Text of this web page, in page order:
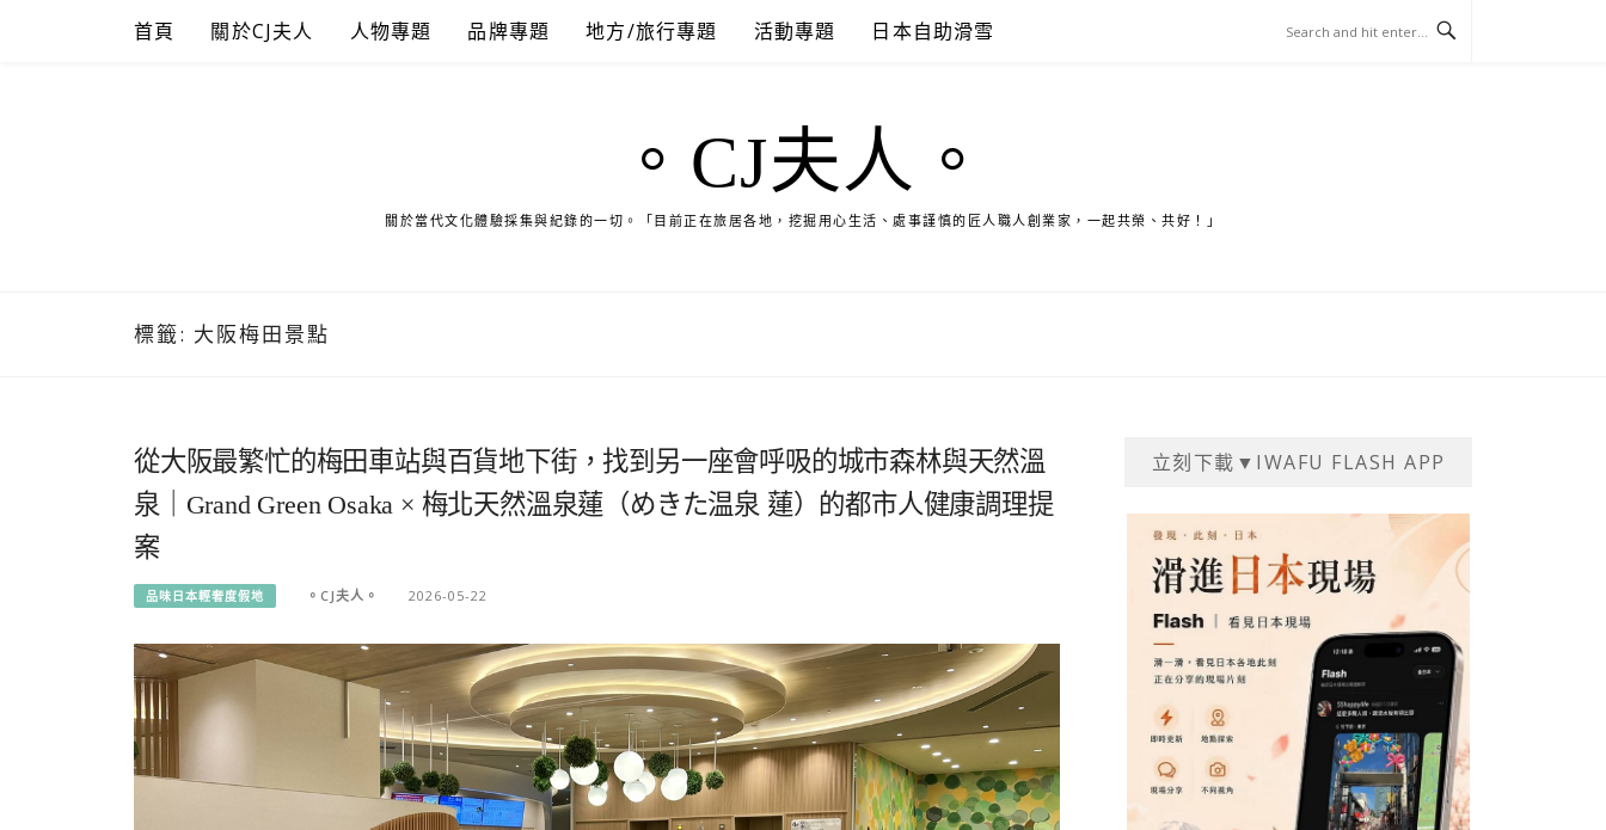
首頁 關於CJ夫人 人物專題 品牌專題 地方/旅行專題 活動專題 日本自助滑雪
。CJ夫人。
關於當代文化體驗採集與紀錄的一切。「目前正在旅居各地，挖掘用心生活、處事謹慎的匠人職人創業家，一起共榮、共好！」
標籤: 大阪梅田景點
從大阪最繁忙的梅田車站與百貨地下街，找到另一座會呼吸的城市森林與天然溫
泉｜Grand Green Osaka × 梅北天然溫泉蓮（めきた温泉 蓮）的都市人健康調理提
案
品味日本輕奢度假地 。CJ夫人。 2026-05-22
立刻下載▼IWAFU FLASH APP